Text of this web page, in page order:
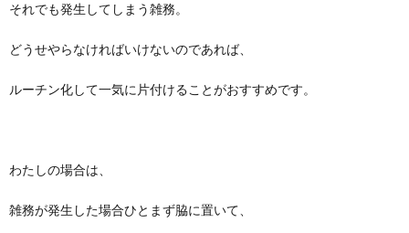
それでも発生してしまう雑務。
どうせやらなければいけないのであれば、
ルーチン化して一気に片付けることがおすすめです。
わたしの場合は、
雑務が発生した場合ひとまず脇に置いて、